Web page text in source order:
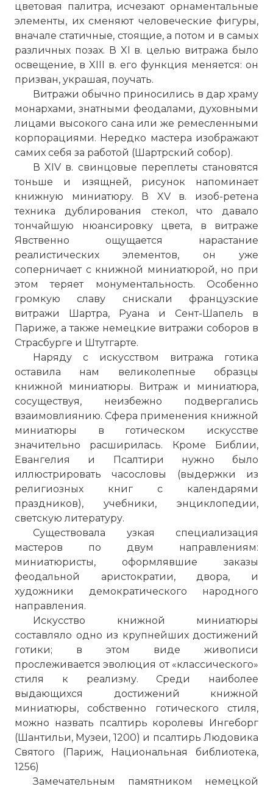
цветовая палитра, исчезают орнаментальные
элементы, их сменяют человеческие фигуры,
вначале статичные, стоящие, а потом и в самых
различных позах. В XI в. целью витража было
освещение, в XIII в. его функция меняется: он
призван, украшая, поучать.
Витражи обычно приносились в дар храму
монархами, знатными феодалами, духовными
лицами высокого сана или же ремесленными
корпорациями. Нередко мастера изображают
самих себя за работой (Шартрский собор).
В XIV в. свинцовые переплеты становятся
тоньше и изящней, рисунок напоминает
книжную миниатюру. В XV в. изоб-ретена
техника дублирования стекол, что давало
тончайшую нюансировку цвета, в витраже
Явственно ощущается нарастание
реалистических элементов, он уже
соперничает с книжной миниатюрой, но при
этом теряет монументальность. Особенно
громкую славу снискали французские
витражи Шартра, Руана и Сент-Шапель в
Париже, а также немецкие витражи соборов в
Страсбурге и Штутгарте.
Наряду с искусством витража готика
оставила нам великолепные образцы
книжной миниатюры. Витраж и миниатюра,
сосуществуя, неизбежно подвергались
взаимовлиянию. Сфера применения книжной
миниатюры в готическом искусстве
значительно расширилась. Кроме Библии,
Евангелия и Псалтири нужно было
иллюстрировать часословы (выдержки из
религиозных книг с календарями
праздников), учебники, энциклопедии,
светскую литературу.
Существовала узкая специализация
мастеров по двум направлениям:
миниатюристы, оформлявшие заказы
феодальной аристократии, двора, и
художники демократического народного
направления.
Искусство книжной миниатюры
составляло одно из крупнейших достижений
готики; в этом виде живописи
прослеживается эволюция от «классического»
стиля к реализму. Среди наиболее
выдающихся достижений книжной
миниатюры, собственно готического стиля,
можно назвать псалтирь королевы Ингеборг
(Шантильи, Музеи, 1200) и псалтирь Людовика
Святого (Париж, Национальная библиотека,
1256)
Замечательным памятником немецкой
☓
Готический стиль
Фото статьи: